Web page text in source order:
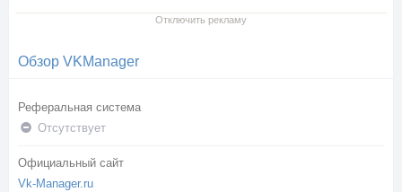
Отключить рекламу
Обзор VKManager
Реферальная система
Отсутствует
Официальный сайт
Vk-Manager.ru